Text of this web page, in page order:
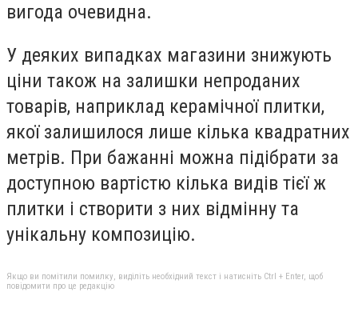
вигода очевидна.
У деяких випадках магазини знижують
ціни також на залишки непроданих
товарів, наприклад керамічної плитки,
якої залишилося лише кілька квадратних
метрів. При бажанні можна підібрати за
доступною вартістю кілька видів тієї ж
плитки і створити з них відмінну та
унікальну композицію.
Якщо ви помітили помилку, виділіть необхідний текст і натисніть Ctrl + Enter, щоб
повідомити про це редакцію